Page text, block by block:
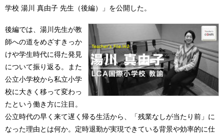
学校 湯川 真由子 先生（後編）」を公開した。
後編では、湯川先生が教
師への道をめざすきっか
けや学生時代に得た発見
について振り返る。また
公立小学校から私立小学
校に大きく移って変わっ
たという働き方に注目。
公立時代の早く来て遅く帰る生活から、「残業なしが当たり前」に
なった理由とは何か。定時退勤が実現できている背景や効率的に仕